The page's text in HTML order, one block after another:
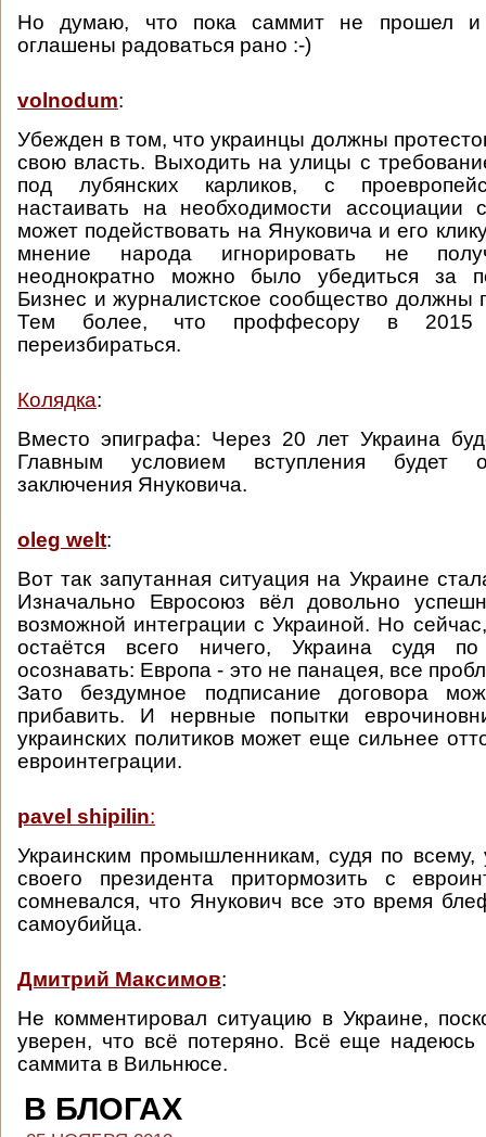
Но думаю, что пока саммит не прошел
оглашены радоваться рано :-)
volnodum:
Убежден в том, что украинцы должны
свою власть. Выходить на улицы с
под лубянских карликов, с
настаивать на необходимости
может подействовать на Януковича и его
мнение народа игнорировать не
неоднократно можно было убедиться за
Бизнес и журналистское сообщество должны
Тем более, что проффесору в 2015
переизбираться.
Колядка:
Вместо эпиграфа: Через 20 лет Украина
Главным условием вступления будет
заключения Януковича.
oleg welt:
Вот так запутанная ситуация на Украине
Изначально Евросоюз вёл довольно
возможной интеграции с Украиной. Но
остаётся всего ничего, Украина судя
осознавать: Европа - это не панацея, все
Зато бездумное подписание договора
прибавить. И нервные попытки
украинских политиков может еще сильнее
евроинтеграции.
pavel shipilin:
Украинским промышленникам, судя по всему,
своего президента притормозить с
сомневался, что Янукович все это время
самоубийца.
Дмитрий Максимов:
Не комментировал ситуацию в Украине,
уверен, что всё потеряно. Всё еще надеюсь
саммита в Вильнюсе.
В БЛОГАХ